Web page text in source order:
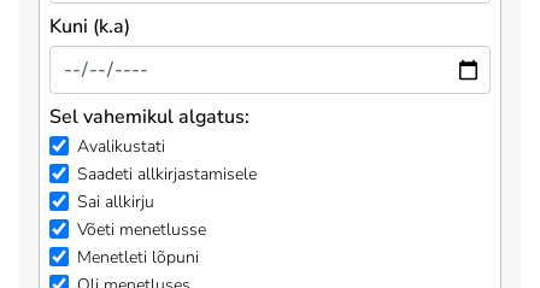
Kuni (k.a)
Sel vahemikul algatus:
Avalikustati
Saadeti allkirjastamisele
Sai allkirju
Võeti menetlusse
Menetleti lõpuni